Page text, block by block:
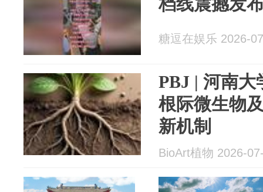
糖逗在娱乐 2026-
PBJ | 河南大
根际微生物
新机制
BioArt植物 2026-